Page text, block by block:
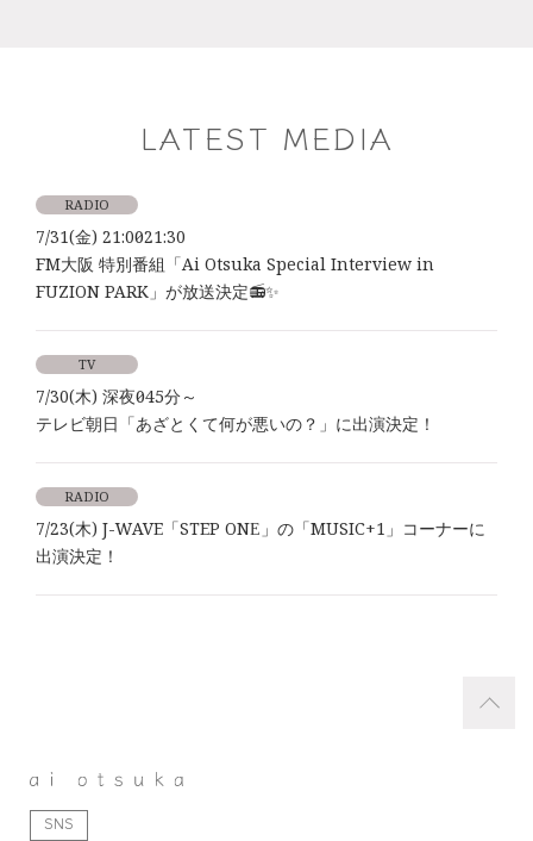
LATEST MEDIA
RADIO
7/31(金) 21:00～21:30
FM大阪 特別番組「Ai Otsuka Special Interview in
FUZION PARK」が放送決定📻✨
TV
7/30(木) 深夜0時45分～
テレビ朝日「あざとくて何が悪いの？」に出演決定！
RADIO
7/23(木) J-WAVE「STEP ONE」の「MUSIC+1」コーナーに
出演決定！
SNS